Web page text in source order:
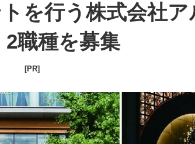
を行う株式会社ア
2職種を募集
[PR]